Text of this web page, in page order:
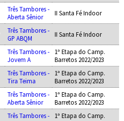
Três Tambores -
Aberta Sênior
II Santa Fé Indoor
Três Tambores -
GP ABQM
II Santa Fé Indoor
Três Tambores -
Jovem A
1ª Etapa do Camp.
Barretos 2022/2023
Três Tambores -
Tira Teima
1ª Etapa do Camp.
Barretos 2022/2023
Três Tambores -
Aberta Sênior
1ª Etapa do Camp.
Barretos 2022/2023
Três Tambores -
1ª Etapa do Camp.